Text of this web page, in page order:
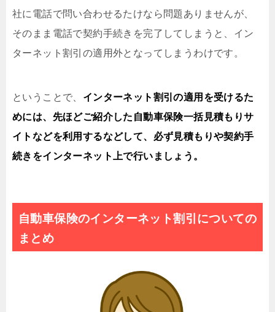
社に電話で問い合わせるたけなら問題ありませんが、
そのまま電話で契約手続きを完了してしまうと、イン
ターネット割引の適用外となってしまうわけです。
ということで、 インターネット割引の適用を受けるた
めには、先ほどご紹介した自動車保険一括見積もりサ
イトなどを利用するなどして、必ず見積もりや契約手
続きをインターネット上で行いましょう。
自動車保険のインターネット割引についての
まとめ